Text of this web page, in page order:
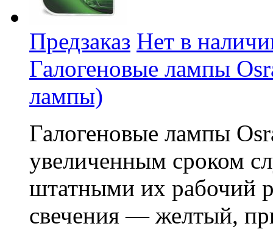
Предзаказ Нет в
Галогеновые лампы
лампы)
Галогеновые лампы
увеличенным сроком
штатными их рабочий
свечения — желтый,